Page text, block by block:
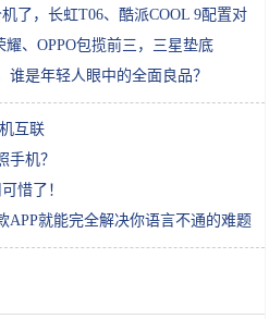
了，长虹T06、酷派COOL 9配置对
、OPPO包揽前三，三星垫底
谁是年轻人眼中的全面良品？
互联
手机？
惜了！
APP就能完全解决你语言不通的难题